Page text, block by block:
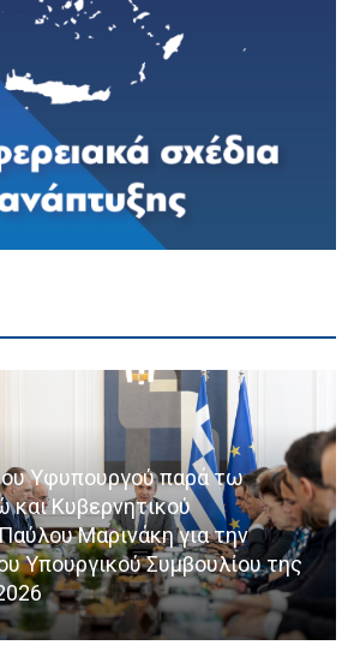
Υφυπουργού παρά τω
Κυβερνητικού
Μαρινάκη για την
Υπουργικού Συμβουλίου της